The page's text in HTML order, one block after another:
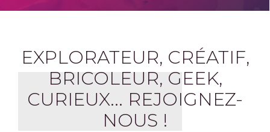
EXPLORATEUR, CRÉATIF,
BRICOLEUR, GEEK,
CURIEUX... REJOIGNEZ-
NOUS !